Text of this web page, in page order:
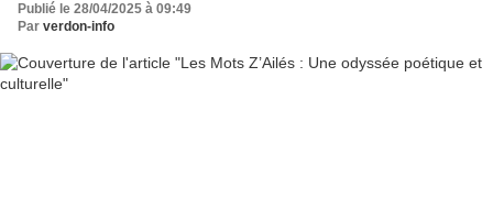
Publié le 28/04/2025 à 09:49
Par verdon-info